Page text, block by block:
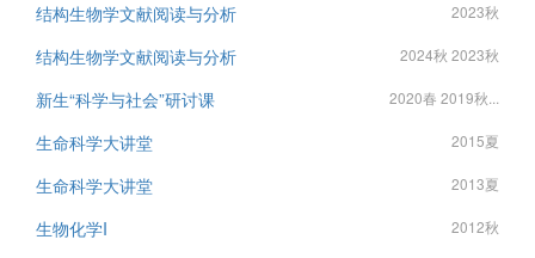
结构生物学文献阅读与分析 2023秋
结构生物学文献阅读与分析 2024秋 2023秋
新生“科学与社会”研讨课 2020春 2019秋...
生命科学大讲堂 2015夏
生命科学大讲堂 2013夏
生物化学I 2012秋